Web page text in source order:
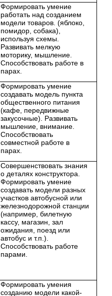
Формировать умение
работать над созданием
модели товаров. (яблоко,
помидор, собака),
используя схемы.
Развивать мелкую
моторику, мышление.
Способствовать работе в
парах.
Формировать умение
создавать модель пункта
общественного питания
(кафе, передвижные
закусочные). Развивать
мышление, внимание.
Способствовать
совместной работе в
парах.
Совершенствовать знания
о деталях конструктора.
Формировать умение
создавать модели разных
участков автобусной или
железнодорожной станции
(например, билетную
кассу, магазин, зал
ожидания, поезд или
автобус и т.п.).
Способствовать работе
парами.
Формировать умения
созданию модели какой-